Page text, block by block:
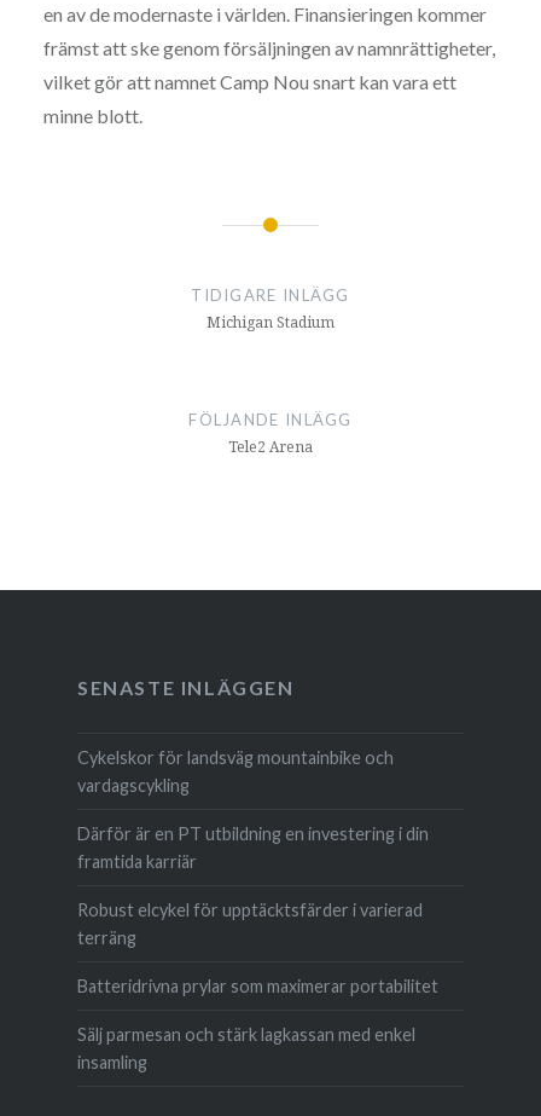
en av de modernaste i världen. Finansieringen kommer
främst att ske genom försäljningen av namnrättigheter,
vilket gör att namnet Camp Nou snart kan vara ett
minne blott.
TIDIGARE INLÄGG
Michigan Stadium
FÖLJANDE INLÄGG
Tele2 Arena
SENASTE INLÄGGEN
Cykelskor för landsväg mountainbike och
vardagscykling
Därför är en PT utbildning en investering i din
framtida karriär
Robust elcykel för upptäcktsfärder i varierad
terräng
Batteridrivna prylar som maximerar portabilitet
Sälj parmesan och stärk lagkassan med enkel
insamling